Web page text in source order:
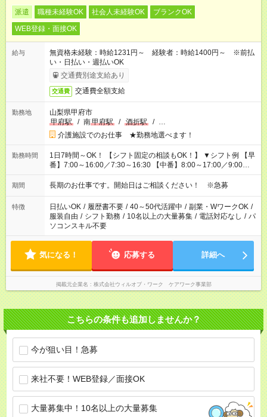
派遣 職種未経験OK 社会人未経験OK
ブランクOK
WEB登録・面接OK
給与
無資格未経験：時給1231円～ 経験者：時給1400円～ ※前払
い・日払い・週払いOK
交通費別途支給あり
交通費 交通費全額支給
勤務地
山梨県甲府市
甲府駅
/ 南甲府駅 / 酒折駅 / …
介護施設でのお仕事 ★勤務地選べます！
勤務時間
1日7時間～OK！ 【シフト固定の相談もOK！】 ▼シフト例 【早
番】7:00～16:00／7:30～16:30 【中番】8:00～17:00／9:00～
18:00 【遅番】11:00～20:00／13:00～22:00
期間 長期のお仕事です。開始日はご相談ください！ ※急募
特徴 日払いOK / 履歴書不要 / 40～50代活躍中 / 副業・WワークOK /
服装自由 / シフト勤務 / 10名以上の大量募集 / 電話対応なし / パ
ソコンスキル不要
気になる！ 応募する 詳細へ
掲載元企業名 株式会社ウィルオブ・ワーク ケアワーク事業部
こちらの条件も追加しませんか？
今が狙い目！急募
来社不要！WEB登録／面接OK
大量募集中！10名以上の大量募集